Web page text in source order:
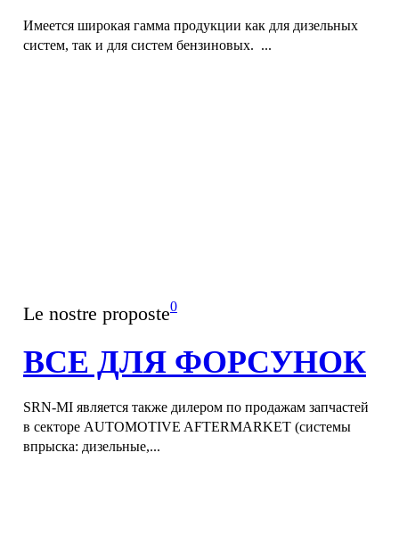
Имеется широкая гамма продукции как для дизельных
систем, так и для систем бензиновых. ...
Le nostre proposte0
ВСЕ ДЛЯ ФОРСУНОК
SRN-MI является также дилером по продажам запчастей
в секторе AUTOMOTIVE AFTERMARKET (системы
впрыска: дизельные,...